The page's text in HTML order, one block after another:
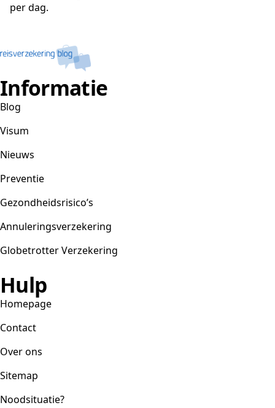
per dag.
Informatie
Blog
Visum
Nieuws
Preventie
Gezondheidsrisico’s
Annuleringsverzekering
Globetrotter Verzekering
Hulp
Homepage
Contact
Over ons
Sitemap
Noodsituatie?